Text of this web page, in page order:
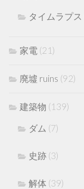
タイムラプス
家電 (21)
廃墟 ruins (92)
建築物 (139)
ダム (7)
史跡 (3)
解体 (39)